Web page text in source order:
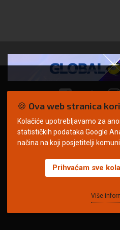
Uvjeti korištenja
🍪 Ova web stranica
Kolačiće upotrebljavamo za
statističkih podataka Google
načina na koji posjetitelji
Više
Prihvaćam sve